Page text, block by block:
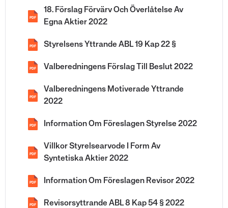
PDF
18. Förslag Förvärv Och Överlåtelse Av
Egna Aktier 2022
PDF Styrelsens Yttrande ABL 19 Kap 22 §
PDF Valberedningens Förslag Till Beslut 2022
PDF
Valberedningens Motiverade Yttrande
2022
PDF Information Om Föreslagen Styrelse 2022
PDF
Villkor Styrelsearvode I Form Av
Syntetiska Aktier 2022
PDF Information Om Föreslagen Revisor 2022
PDF Revisorsyttrande ABL 8 Kap 54 § 2022